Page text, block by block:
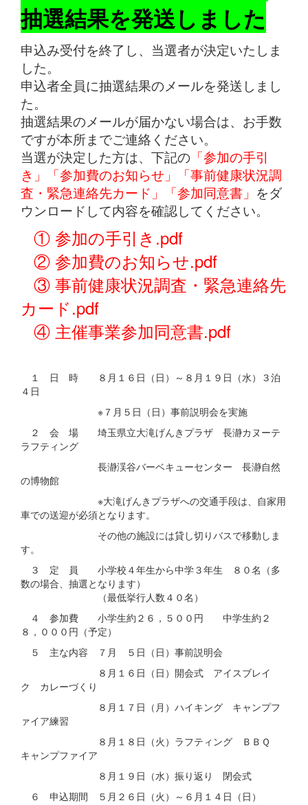
抽選結果を発送しました
申込み受付を終了し、当選者が決定いたしま
した。
申込者全員に抽選結果のメールを発送しまし
た。
抽選結果のメールが届かない場合は、お手数
ですが本所までご連絡ください。
当選が決定した方は、下記の 「参加の手引
き」「参加費のお知らせ」「事前健康状況調
査・緊急連絡先カード」「参加同意書」 をダ
ウンロードして内容を確認してください。
① 参加の手引き.pdf
② 参加費のお知らせ.pdf
③ 事前健康状況調査・緊急連絡先
カード.pdf
④ 主催事業参加同意書.pdf
１ 日 時 ８月１６日（日）～８月１９日（水）３泊
４日
※７月５日（日）事前説明会を実施
２ 会 場 埼玉県立大滝げんきプラザ 長瀞カヌーテ
ラフティング
長瀞渓谷バーベキューセンター 長瀞自然
の博物館
※大滝げんきプラザへの交通手段は、自家用
車での送迎が必須となります。
その他の施設には貸し切りバスで移動しま
す。
３ 定 員 小学校４年生から中学３年生 ８０名（多
数の場合、抽選となります）
（最低挙行人数４０名）
４ 参加費 小学生約２６，５００円 中学生約２
８，０００円（予定）
５ 主な内容 ７月 ５日（日）事前説明会
８月１６日（日）開会式 アイスブレイ
ク カレーづくり
８月１７日（月）ハイキング キャンプフ
ァイア練習
８月１８日（火）ラフティング ＢＢＱ
キャンプファイア
８月１９日（水）振り返り 閉会式
６ 申込期間 ５月２６日（火）～６月１４日（日）